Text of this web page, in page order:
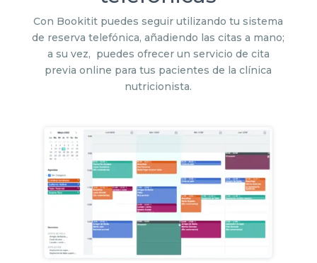
Con Bookitit puedes seguir utilizando tu sistema
de reserva telefónica, añadiendo las citas a mano;
a su vez, puedes ofrecer un servicio de cita
previa online para tus pacientes de la clínica
nutricionista.